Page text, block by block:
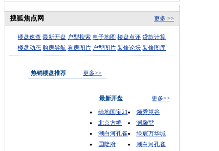
更多 >>
搜狐焦点网
楼盘速查 最新开盘 户型搜索 电子地图 楼盘点评 贷款计算
楼盘动态 购房导航 看房图片 户型图片 装修论坛 装修图库
热销楼盘推荐 更多>>
最新开盘
更多>>
绿地国宝21
领秀慧谷
北京方糖
澜馨墅
潮白河孔雀
绿宸万华城
国隆府
潮白河孔雀